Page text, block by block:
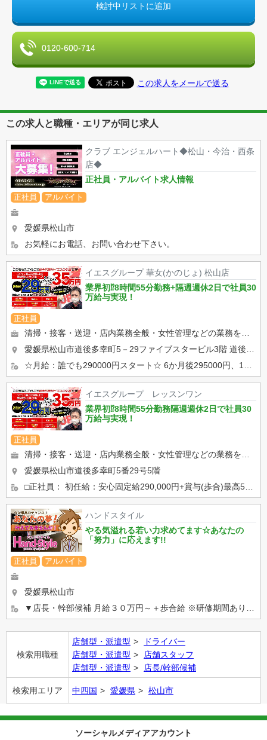
検討中リストに追加
0120-600-714
この求人をメールで送る
この求人と職種・エリアが同じ求人
クラブ エンジェルハート◆松山・今治・西条
店◆
正社員・アルバイト求人情報
正社員 アルバイト
愛媛県松山市
お気軽にお電話、お問い合わせ下さい。
イエスグループ 華女(かのじょ) 松山店
業界初⁉8時間55分勤務+隔週週休2日で社員30
万給与実現！
正社員
愛媛県松山市道後多幸町5－29ファイブスタービル3階 道後温泉駅徒歩5分
イエスグループ レッスンワン
業界初⁉8時間55分勤務隔週週休2日で社員30
万給与実現！
正社員
愛媛県松山市道後多幸町5番29号5階
ハンドスタイル
やる気溢れる若い力求めてます☆あなたの
「努力」に応えます!!
正社員 アルバイト
愛媛県松山市
検索用職種
店舗型・派遣型
ドライバー
店舗型・派遣型
店舗スタッフ
店舗型・派遣型
店長/幹部候補
検索用エリア 中四国 愛媛県 松山市
ソーシャルメディアアカウント